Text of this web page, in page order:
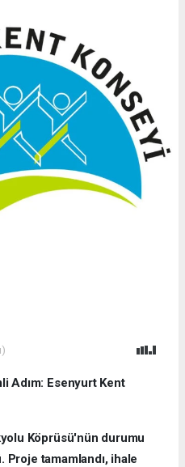
Adım: Esenyurt Kent
Köprüsü'nün durumu
tamamlandı, ihale